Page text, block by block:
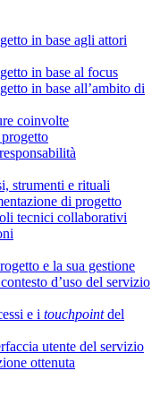
in base agli attori
in base al focus
in base all’ambito di
coinvolte
strumenti e rituali
di progetto
tecnici collaborativi
e la sua gestione
d’uso del servizio
e i touchpointdel
utente del servizio
ottenuta